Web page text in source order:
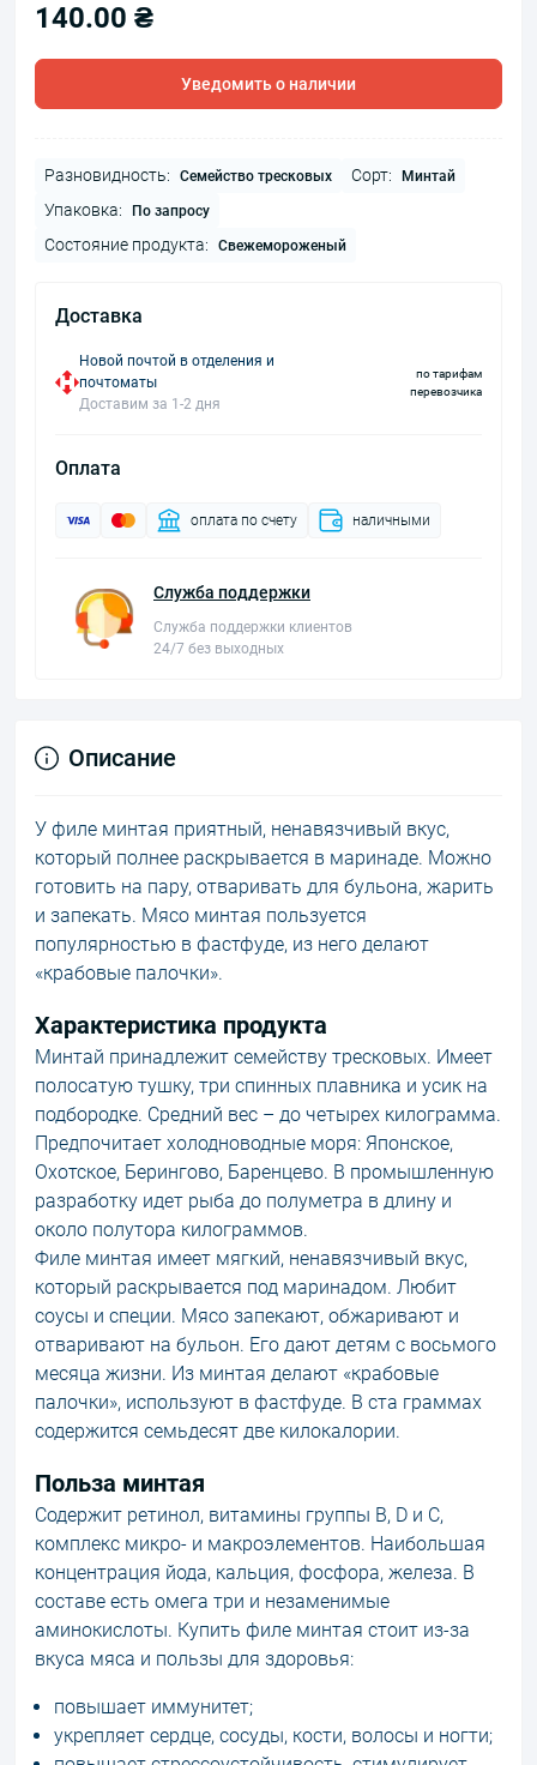
140.00 ₴
Уведомить о наличии
Разновидность: Семейство тресковых Сорт: Минтай
Упаковка: По запросу
Состояние продукта: Свежемороженый
Доставка
Новой почтой в отделения и
почтоматы
Доставим за 1-2 дня
по тарифам
перевозчика
Оплата
оплата по счету наличными
Служба поддержки
Служба поддержки клиентов
24/7 без выходных
Описание
У филе минтая приятный, ненавязчивый вкус,
который полнее раскрывается в маринаде. Можно
готовить на пару, отваривать для бульона, жарить
и запекать. Мясо минтая пользуется
популярностью в фастфуде, из него делают
«крабовые палочки».
Характеристика продукта
Минтай принадлежит семейству тресковых. Имеет
полосатую тушку, три спинных плавника и усик на
подбородке. Средний вес – до четырех килограмма.
Предпочитает холодноводные моря: Японское,
Охотское, Берингово, Баренцево. В промышленную
разработку идет рыба до полуметра в длину и
около полутора килограммов.
Филе минтая имеет мягкий, ненавязчивый вкус,
который раскрывается под маринадом. Любит
соусы и специи. Мясо запекают, обжаривают и
отваривают на бульон. Его дают детям с восьмого
месяца жизни. Из минтая делают «крабовые
палочки», используют в фастфуде. В ста граммах
содержится семьдесят две килокалории.
Польза минтая
Содержит ретинол, витамины группы В, D и C,
комплекс микро- и макроэлементов. Наибольшая
концентрация йода, кальция, фосфора, железа. В
составе есть омега три и незаменимые
аминокислоты. Купить филе минтая стоит из-за
вкуса мяса и пользы для здоровья:
повышает иммунитет;
укрепляет сердце, сосуды, кости, волосы и ногти;